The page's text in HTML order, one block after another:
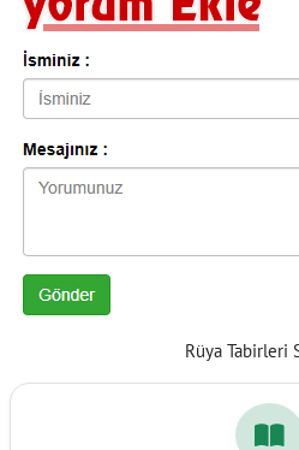
Rüya Tabirleri